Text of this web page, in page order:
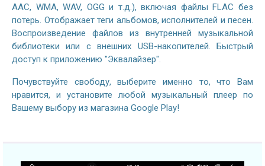
AAC, WMA, WAV, OGG и т.д.), включая файлы FLAC без
потерь. Отображает теги альбомов, исполнителей и песен.
Воспроизведение файлов из внутренней музыкальной
библиотеки или с внешних USB-накопителей. Быстрый
доступ к приложению "Эквалайзер".
Почувствуйте свободу, выберите именно то, что Вам
нравится, и установите любой музыкальный плеер по
Вашему выбору из магазина Google Play!